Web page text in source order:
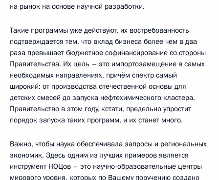
на рынок на основе научной разработки.
Такие программы уже действуют, их востребованность
подтверждается тем, что вклад бизнеса более чем в два
раза превышает бюджетное софинансирование со стороны
Правительства. Их цель – это импортозамещение в самых
необходимых направлениях, причём спектр самый
широкий: от производства отечественной основы для
детских смесей до запуска нефтехимического кластера.
Правительство в этом году, кстати, предельно упростит
порядок запуска таких программ, и их станет много.
Важно, чтобы наука обеспечивала запросы и региональных
экономик. Здесь одним из лучших примеров является
инструмент НОЦов – это научно-образовательные центры
мирового уровня, которых по Вашему поручению создано